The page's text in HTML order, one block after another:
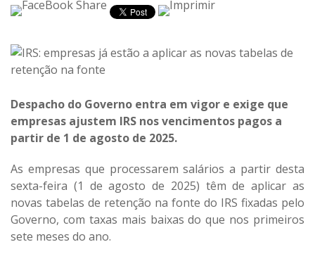
Despacho do Governo entra em vigor e exige que
empresas ajustem IRS nos vencimentos pagos a
partir de 1 de agosto de 2025.
As empresas que processarem salários a partir desta
sexta-feira (1 de agosto de 2025) têm de aplicar as
novas tabelas de retenção na fonte do IRS fixadas pelo
Governo, com taxas mais baixas do que nos primeiros
sete meses do ano.